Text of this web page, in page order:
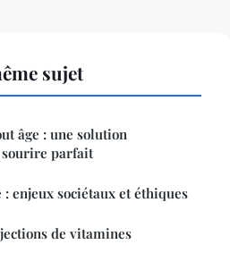
sujet
âge : une solution
parfait
: enjeux sociétaux et éthiques
de vitamines